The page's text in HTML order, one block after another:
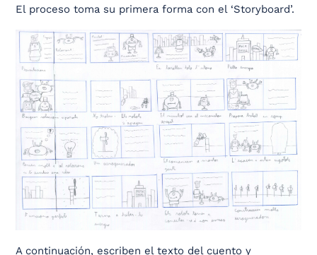
El proceso toma su primera forma con el ‘Storyboard’.
A continuación, escriben el texto del cuento y